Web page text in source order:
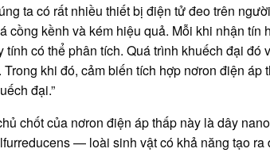
ta có rất nhiều thiết bị điện tử đeo trên
cồng kềnh và kém hiệu quả. Mỗi khi nhận
tính có thể phân tích. Quá trình khuếch đại
khi đó, cảm biến tích hợp nơron điện áp
đại.”
chốt của nơron điện áp thấp này là dây
— loài sinh vật có khả năng tạo ra